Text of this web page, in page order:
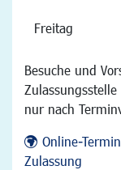
Freitag
Besuche und
nur nach
Online-
Zulassung